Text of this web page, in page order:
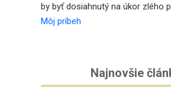
by byť dosiahnutý na úkor zlého
Môj príbeh
Najnovšie